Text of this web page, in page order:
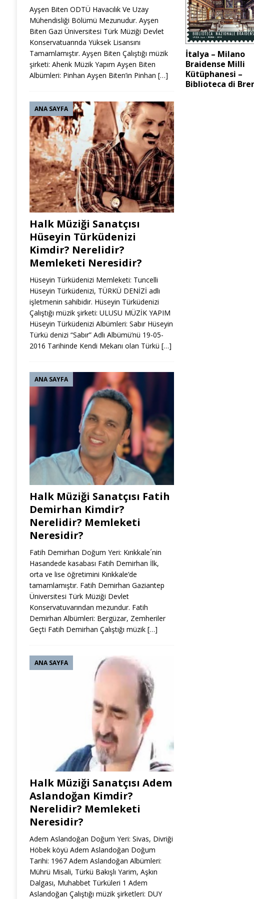
İtalya – Milano
Braidense Milli
Kütüphanesi –
Biblioteca di
Ayşen Biten ODTÜ Havacılık Ve Uzay
Mühendisliği Bölümü Mezunudur. Ayşen
Biten Gazi Üniversitesi Türk Müziği Devlet
Konservatuarında Yüksek Lisansını
Tamamlamıştır. Ayşen Biten Çalıştığı müzik
şirketi: Ahenk Müzik Yapım Ayşen Biten
Albümleri: Pinhan Ayşen Biten’in Pinhan […]
Halk Müziği Sanatçısı
Hüseyin Türküdenizi
Kimdir? Nerelidir?
Memleketi Neresidir?
ANA SAYFA
Hüseyin Türküdenizi Memleketi: Tuncelli
Hüseyin Türküdenizi, TÜRKÜ DENİZİ adlı
işletmenin sahibidir. Hüseyin Türküdenizi
Çalıştığı müzik şirketi: ULUSU MÜZİK YAPIM
Hüseyin Türküdenizi Albümleri: Sabır Hüseyin
Türkü denizi “Sabır” Adlı Albümü’nü 19-05-
2016 Tarihinde Kendi Mekanı olan Türkü […]
Halk Müziği Sanatçısı Fatih
Demirhan Kimdir?
Nerelidir? Memleketi
Neresidir?
ANA SAYFA
Fatih Demirhan Doğum Yeri: Kırıkkale´nin
Hasandede kasabası Fatih Demirhan İlk,
orta ve lise öğretimini Kırıkkale’de
tamamlamıştır. Fatih Demirhan Gaziantep
Üniversitesi Türk Müziği Devlet
Konservatuvarından mezundur. Fatih
Demirhan Albümleri: Bergüzar, Zemheriler
Geçti Fatih Demirhan Çalıştığı müzik […]
Halk Müziği Sanatçısı Adem
Aslandoğan Kimdir?
Nerelidir? Memleketi
Neresidir?
ANA SAYFA
Adem Aslandoğan Doğum Yeri: Sivas, Divriği
Höbek köyü Adem Aslandoğan Doğum
Tarihi: 1967 Adem Aslandoğan Albümleri:
Mührü Misali, Türkü Bakışlı Yarim, Aşkın
Dalgası, Muhabbet Türküleri 1 Adem
Aslandoğan Çalıştığı müzik şirketleri: DUY